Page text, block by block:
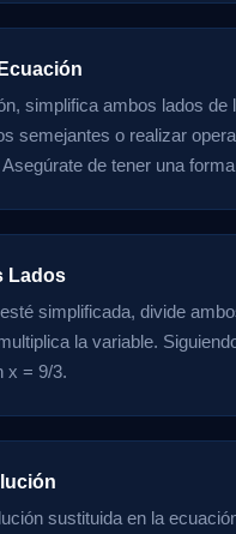
simplifica ambos lados
semejantes o realizar
de tener una
Lados
simplificada, divide
la variable.
x = 9/3.
sustituida en la